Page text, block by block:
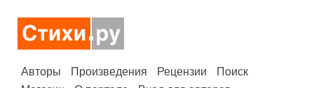
Авторы Произведения Рецензии
Поиск